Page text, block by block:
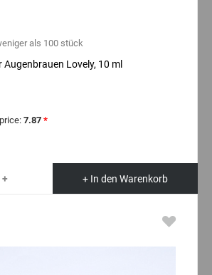
als 100 stück
Lovely, 10 ml
7.87 *
+ + In den Warenkorb